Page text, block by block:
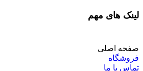
لینک های مهم
صفحه اصلی
فروشگاه
تماس با ما